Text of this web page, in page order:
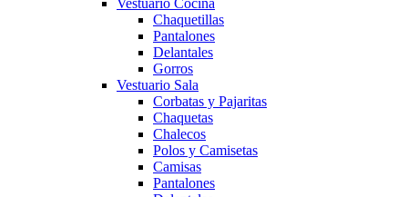
Chaquetillas
Pantalones
Delantales
Gorros
Vestuario Sala
Corbatas y Pajaritas
Chaquetas
Chalecos
Polos y Camisetas
Camisas
Pantalones